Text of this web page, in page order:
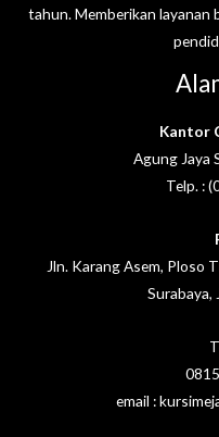
tahun. Memberikan layanan
Kantor
Agung Jaya
Telp. :
Jln. Karang Asem, Ploso
Surabaya,
email :